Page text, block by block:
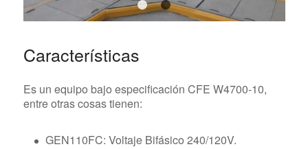
1 2
Características
Es un equipo bajo especificación CFE W4700-10,
entre otras cosas tienen:
GEN110FC: Voltaje Bifásico 240/120V.